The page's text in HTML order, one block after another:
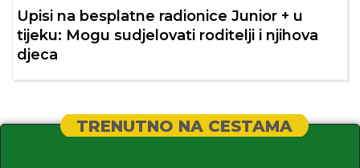
Upisi na besplatne radionice Junior + u
tijeku: Mogu sudjelovati roditelji i njihova
djeca
TRENUTNO NA CESTAMA